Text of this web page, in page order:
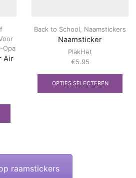
Opa
Air
kan
Back to School Naamstickers
Naamsticker
PlakHet
€5.95
OPTIES SELECTEREN
raamstickers